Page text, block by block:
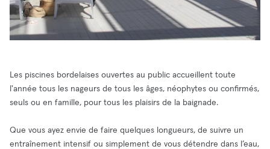
Les piscines bordelaises ouvertes au public accueillent toute
l'année tous les nageurs de tous les âges, néophytes ou confirmés,
seuls ou en famille, pour tous les plaisirs de la baignade.
Que vous ayez envie de faire quelques longueurs, de suivre un
entraînement intensif ou simplement de vous détendre dans l’eau,